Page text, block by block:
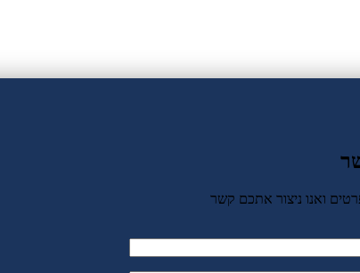
ואנו ניצור אתכם קשר